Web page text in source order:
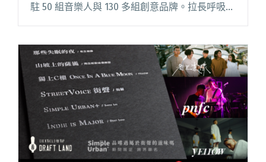
駐 50 組音樂人與 130 多組創意品牌。拉長呼吸，
2020簡單生活節】四大舞台、市集限定演出、音
樂人酒吧、在地美食！"